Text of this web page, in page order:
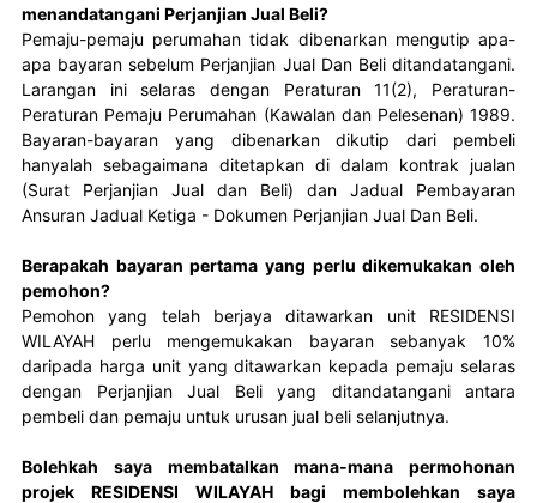
menandatangani Perjanjian Jual Beli?
Pemaju-pemaju perumahan tidak dibenarkan mengutip apa-
apa bayaran sebelum Perjanjian Jual Dan Beli ditandatangani.
Larangan ini selaras dengan Peraturan 11(2), Peraturan-
Peraturan Pemaju Perumahan (Kawalan dan Pelesenan) 1989.
Bayaran-bayaran yang dibenarkan dikutip dari pembeli
hanyalah sebagaimana ditetapkan di dalam kontrak jualan
(Surat Perjanjian Jual dan Beli) dan Jadual Pembayaran
Ansuran Jadual Ketiga - Dokumen Perjanjian Jual Dan Beli.
Berapakah bayaran pertama yang perlu dikemukakan oleh
pemohon?
Pemohon yang telah berjaya ditawarkan unit RESIDENSI
WILAYAH perlu mengemukakan bayaran sebanyak 10%
daripada harga unit yang ditawarkan kepada pemaju selaras
dengan Perjanjian Jual Beli yang ditandatangani antara
pembeli dan pemaju untuk urusan jual beli selanjutnya.
Bolehkah saya membatalkan mana-mana permohonan
projek RESIDENSI WILAYAH bagi membolehkan saya